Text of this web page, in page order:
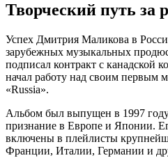
Творческий путь за
Успех Дмитрия Маликова в
зарубежных музыкальных
подписал контракт с канадской
начал работу над своим первым
«Russia».
Альбом был выпущен в 1997
признание в Европе и Японии.
включены в плейлисты
Франции, Италии, Германии и